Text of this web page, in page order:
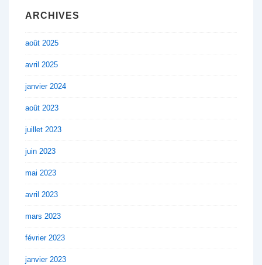
ARCHIVES
août 2025
avril 2025
janvier 2024
août 2023
juillet 2023
juin 2023
mai 2023
avril 2023
mars 2023
février 2023
janvier 2023